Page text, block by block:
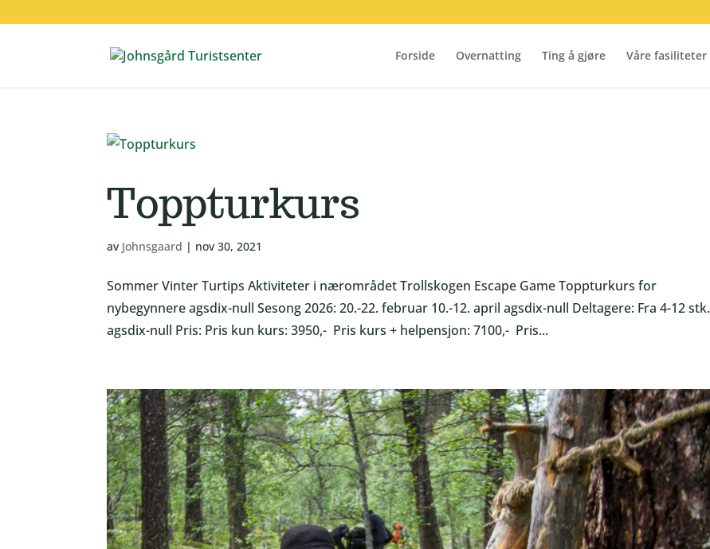
Forside Overnatting Ting å gjøre Våre fasiliteter
Toppturkurs
av Johnsgaard | nov 30, 2021
Sommer Vinter Turtips Aktiviteter i nærområdet Trollskogen Escape Game Toppturkurs for
nybegynnere agsdix-null Sesong 2026: 20.-22. februar 10.-12. april agsdix-null Deltagere: Fra 4-12 stk.
agsdix-null Pris: Pris kun kurs: 3950,- Pris kurs + helpensjon: 7100,- Pris...